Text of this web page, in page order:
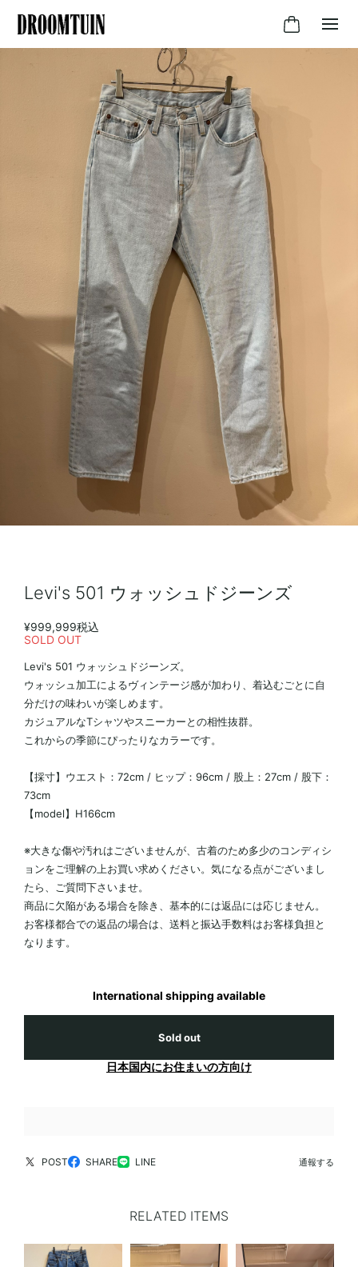
Levi's 501 ウォッシュドジーンズ
¥999,999税込
SOLD OUT
Levi's 501 ウォッシュドジーンズ。
ウォッシュ加工によるヴィンテージ感が加わり、着込むごとに自
分だけの味わいが楽しめます。
カジュアルなTシャツやスニーカーとの相性抜群。
これからの季節にぴったりなカラーです。
【採寸】ウエスト：72cm / ヒップ：96cm / 股上：27cm / 股下：
73cm
【model】H166cm
※大きな傷や汚れはございませんが、古着のため多少のコンディシ
ョンをご理解の上お買い求めください。気になる点がございまし
たら、ご質問下さいませ。
商品に欠陥がある場合を除き、基本的には返品には応じません。
お客様都合での返品の場合は、送料と振込手数料はお客様負担と
なります。
International shipping available
Sold out
日本国内にお住まいの方向け
POST SHARE LINE 通報する
RELATED ITEMS